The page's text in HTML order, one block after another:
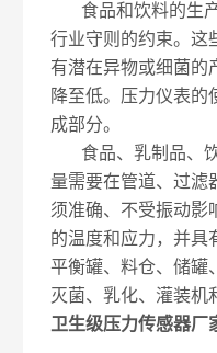
食品和饮料的生产
行业守则的约束。这
有潜在异物或细菌的
降至低。压力仪表的
成部分。
食品、乳制品、饮
量需要在管道、过滤
须准确、不受振动影
的温度和应力，并具
平衡罐、料仓、储罐
灭菌、乳化、灌装机
卫生级压力传感器厂